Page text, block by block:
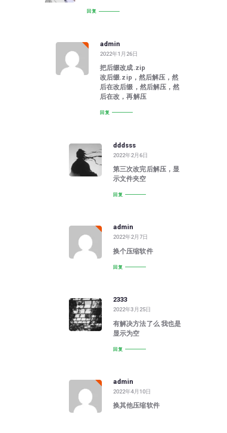
回复
admin
2022年1月26日
把后缀改成.zip
改后缀.zip，然后解压，然
后在改后缀，然后解压，然
后在改，再解压
回复
dddsss
2022年2月6日
第三次改完后解压，显
示文件夹空
回复
admin
2022年2月7日
换个压缩软件
回复
2333
2022年3月25日
有解决方法了么 我也是
显示为空
回复
admin
2022年4月10日
换其他压缩软件